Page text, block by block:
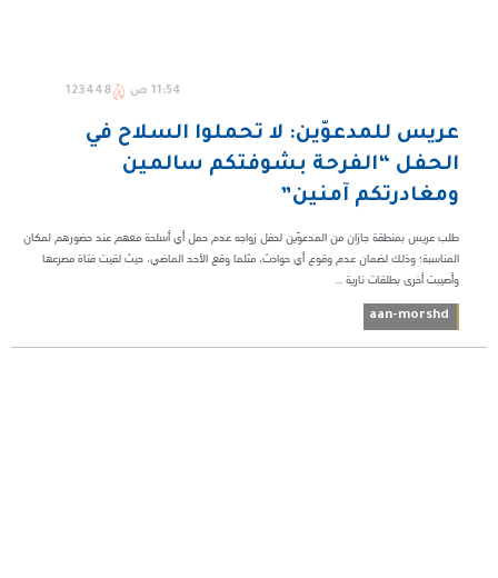
11:54 ص 123448
عريس للمدعوّين: لا تحملوا السلاح في
الحفل “الفرحة بشوفتكم سالمين
ومغادرتكم آمنين”
طلب عريس بمنطقة جازان من المدعوّين لحفل زواجه عدم حمل أي أسلحة معهم عند حضورهم لمكان
المناسبة؛ وذلك لضمان عدم وقوع أي حوادث، مثلما وقع الأحد الماضي، حيث لقيت فتاة مصرعها
وأصيبت أخرى بطلقات نارية ...
aan-morshd